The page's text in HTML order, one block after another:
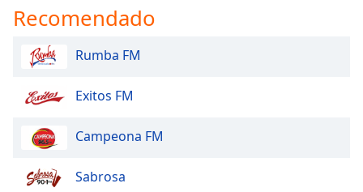
Recomendado
Rumba FM
Exitos FM
Campeona FM
Sabrosa